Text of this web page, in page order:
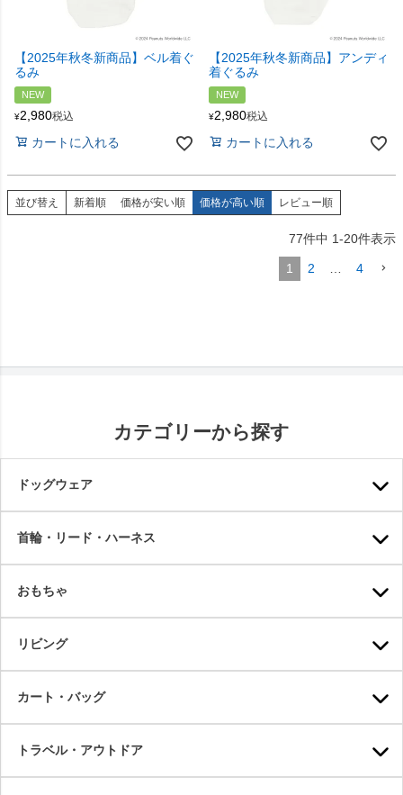
【2025年秋冬新商品】ベル着ぐ
るみ
NEW
¥2,980税込
カートに入れる
【2025年秋冬新商品】アンディ
着ぐるみ
NEW
¥2,980税込
カートに入れる
並び替え 新着順 価格が安い順 価格が高い順 レビュー順
77件中 1-20件表示
1 2 4
カテゴリーから探す
ドッグウェア
首輪・リード・ハーネス
おもちゃ
リビング
カート・バッグ
トラベル・アウトドア